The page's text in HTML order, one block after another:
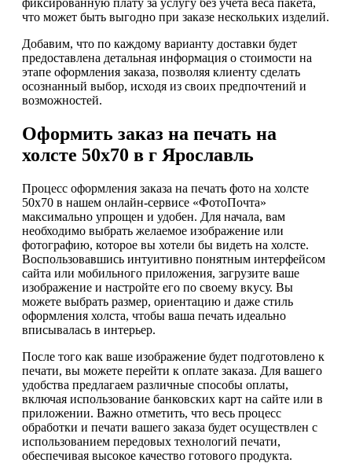
фиксированную плату за услугу без учета веса пакета,
что может быть выгодно при заказе нескольких изделий.
Добавим, что по каждому варианту доставки будет
предоставлена детальная информация о стоимости на
этапе оформления заказа, позволяя клиенту сделать
осознанный выбор, исходя из своих предпочтений и
возможностей.
Оформить заказ на печать на
холсте 50х70 в г Ярославль
Процесс оформления заказа на печать фото на холсте
50х70 в нашем онлайн-сервисе «ФотоПочта»
максимально упрощен и удобен. Для начала, вам
необходимо выбрать желаемое изображение или
фотографию, которое вы хотели бы видеть на холсте.
Воспользовавшись интуитивно понятным интерфейсом
сайта или мобильного приложения, загрузите ваше
изображение и настройте его по своему вкусу. Вы
можете выбрать размер, ориентацию и даже стиль
оформления холста, чтобы ваша печать идеально
вписывалась в интерьер.
После того как ваше изображение будет подготовлено к
печати, вы можете перейти к оплате заказа. Для вашего
удобства предлагаем различные способы оплаты,
включая использование банковских карт на сайте или в
приложении. Важно отметить, что весь процесс
обработки и печати вашего заказа будет осуществлен с
использованием передовых технологий печати,
обеспечивая высокое качество готового продукта.